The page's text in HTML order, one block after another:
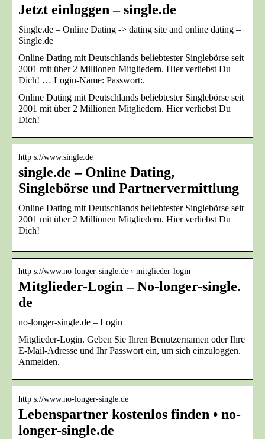
Jetzt einloggen – single.de
Single.de – Online Dating -> dating site and online dating –
Single.de
Online Dating mit Deutschlands beliebtester Singlebörse seit
2001 mit über 2 Millionen Mitgliedern. Hier verliebst Du
Dich! … Login-Name: Passwort:.
Online Dating mit Deutschlands beliebtester Singlebörse seit
2001 mit über 2 Millionen Mitgliedern. Hier verliebst Du
Dich!
http s://www.single.de
single.de – Online Dating,
Singlebörse und Partnervermittlung
Online Dating mit Deutschlands beliebtester Singlebörse seit
2001 mit über 2 Millionen Mitgliedern. Hier verliebst Du
Dich!
http s://www.no-longer-single.de › mitglieder-login
Mitglieder-Login – No-longer-single.​
de
no-longer-single.de – Login
Mitglieder-Login. Geben Sie Ihren Benutzernamen oder Ihre
E-Mail-Adresse und Ihr Passwort ein, um sich einzuloggen.
Anmelden.
http s://www.no-longer-single.de
Lebenspartner kostenlos finden • no-
longer-single.de